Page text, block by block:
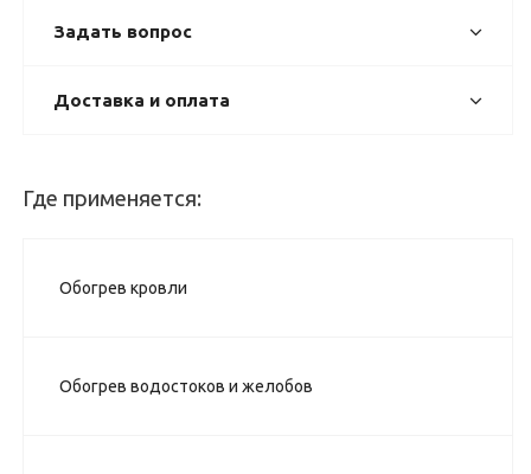
Задать вопрос
Доставка и оплата
Где применяется:
Обогрев кровли
Обогрев водостоков и желобов